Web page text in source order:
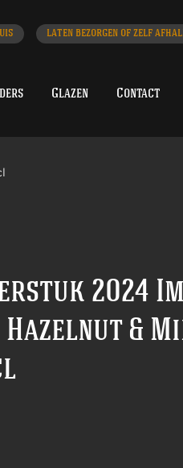
laten bezorgen of zelf
Glazen Contact
2024
&